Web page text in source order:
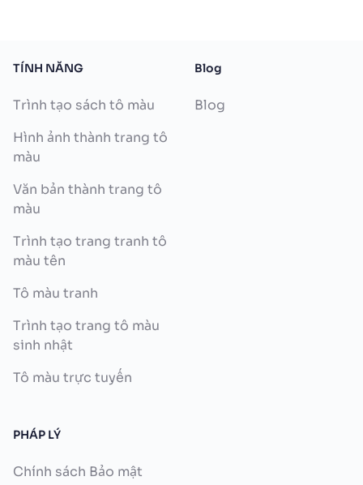
TÍNH NĂNG
Trình tạo sách tô màu
Hình ảnh thành trang tô
màu
Văn bản thành trang tô
màu
Trình tạo trang tranh tô
màu tên
Tô màu tranh
Trình tạo trang tô màu
sinh nhật
Tô màu trực tuyến
Blog
Blog
PHÁP LÝ
Chính sách Bảo mật